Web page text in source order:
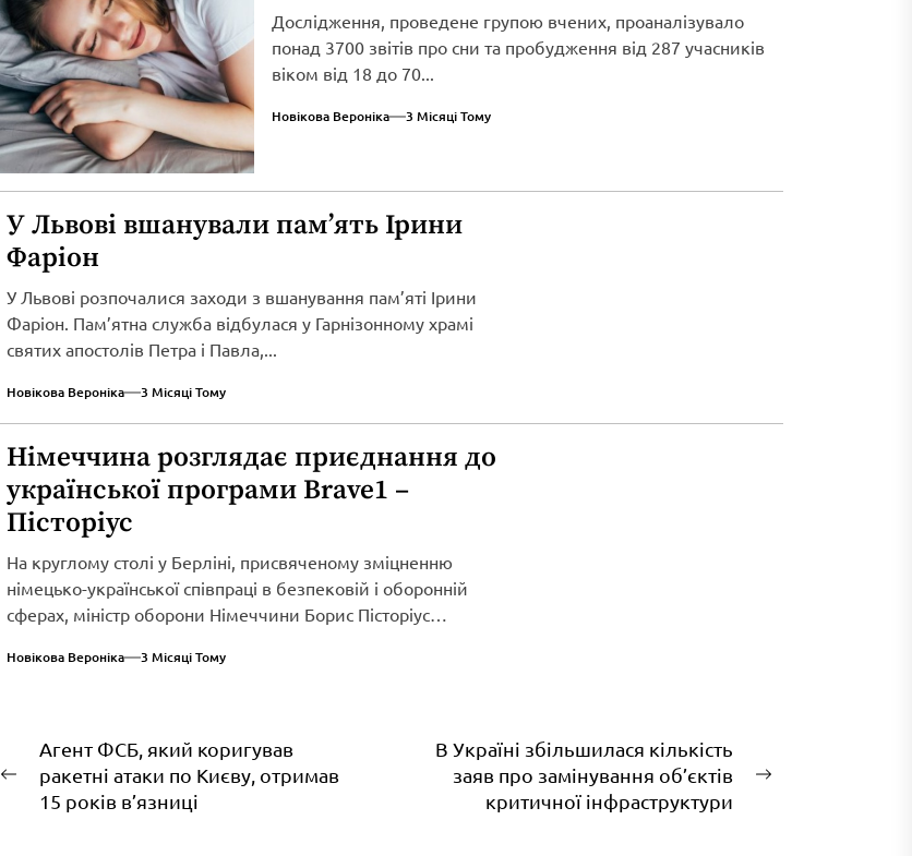
Дослідження, проведене групою вчених, проаналізувало
понад 3700 звітів про сни та пробудження від 287 учасників
віком від 18 до 70...
Новікова Вероніка 3 Місяці Тому
У Львові вшанували пам’ять Ірини
Фаріон
У Львові розпочалися заходи з вшанування пам’яті Ірини
Фаріон. Пам’ятна служба відбулася у Гарнізонному храмі
святих апостолів Петра і Павла,...
Новікова Вероніка 3 Місяці Тому
Німеччина розглядає приєднання до
української програми Brave1 –
Пісторіус
На круглому столі у Берліні, присвяченому зміцненню
німецько-української співпраці в безпековій і оборонній
сферах, міністр оборони Німеччини Борис Пісторіус
Новікова Вероніка 3 Місяці Тому
Навігація
записів
Попередній
запис:
Агент ФСБ, який коригував
ракетні атаки по Києву, отримав
15 років в’язниці
В Україні збільшилася кількість
заяв про замінування об’єктів
критичної інфраструктури